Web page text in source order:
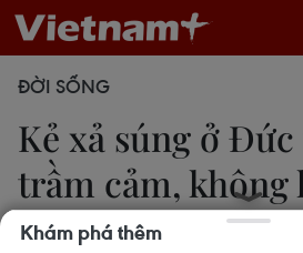
ĐỜI SỐNG
Kẻ xả súng ở
trầm cảm, không
tới IS
Khám phá thêm